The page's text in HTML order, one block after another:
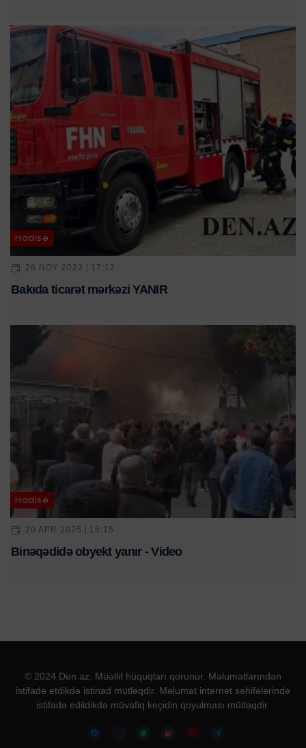
Hadisə
28 NOY 2023 | 17:12
Bakıda ticarət mərkəzi YANIR
Hadisə
20 APR 2025 | 15:15
Binəqədidə obyekt yanır - Video
© 2024 Den.az. Müəllif hüquqları qorunur. Məlumatlarından
istifadə etdikdə istinad mütləqdir. Məlumat internet səhifələrində
istifadə edildikdə müvafiq keçidin qoyulması mütləqdir.